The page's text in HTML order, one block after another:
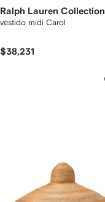
Ralph Lauren Collection
vestido midi Carol
$38,231